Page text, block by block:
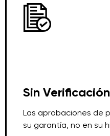
Sin
Las aprobaciones de
su garantía, no en su